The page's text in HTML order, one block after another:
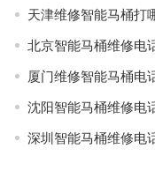
天津维修智能马桶打
北京智能马桶维修电
厦门维修智能马桶电
沈阳智能马桶维修电
深圳智能马桶维修电